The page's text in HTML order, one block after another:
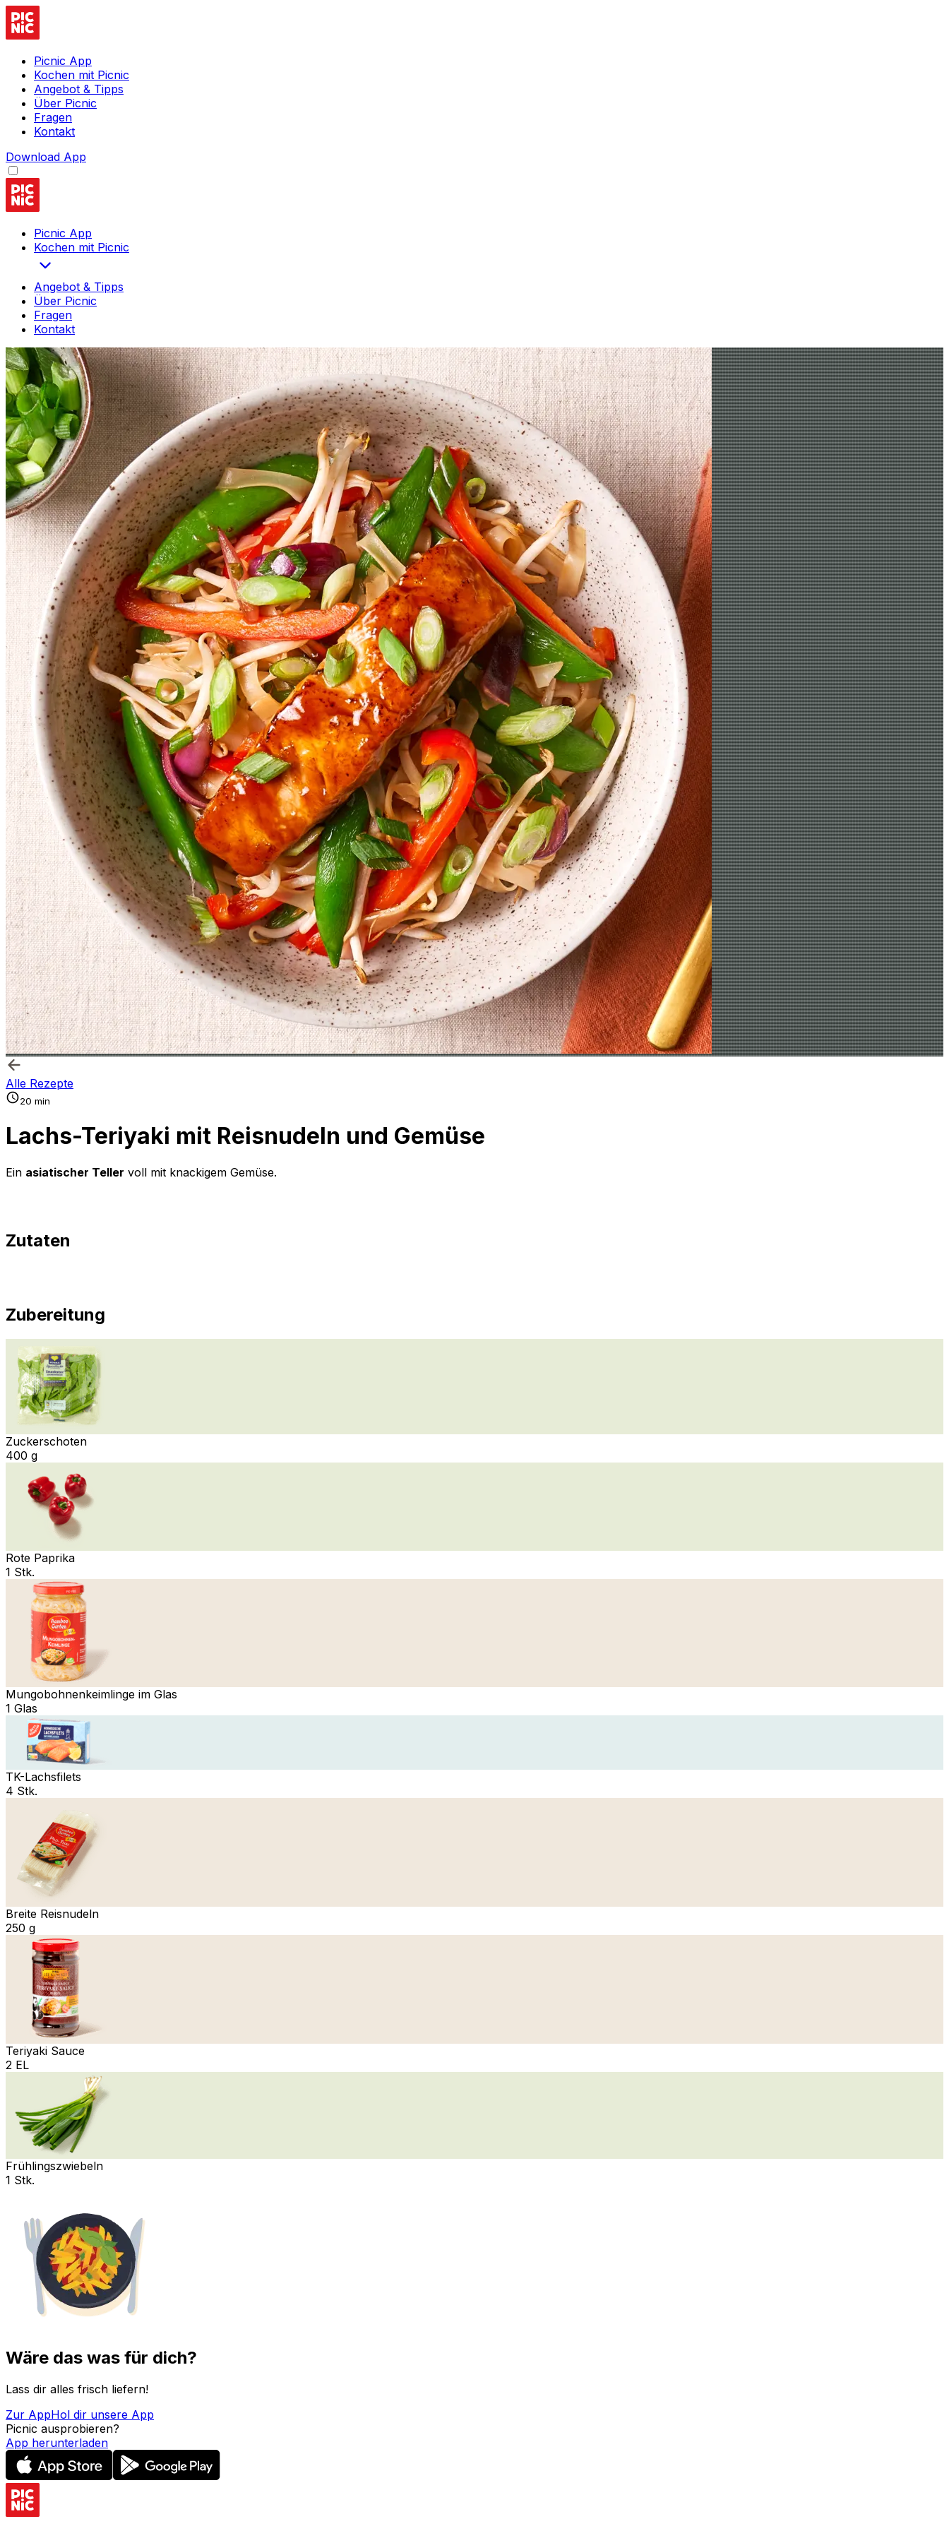
Picnic App
Kochen mit Picnic
Angebot & Tipps
Über Picnic
Fragen
Kontakt
Download App
Picnic App
Kochen mit Picnic
Angebot & Tipps
Über Picnic
Fragen
Kontakt
Alle Rezepte
20 min
Lachs-Teriyaki mit Reisnudeln und Gemüse
Ein asiatischer Teller voll mit knackigem Gemüse.
Zutaten
Zubereitung
Zuckerschoten
400 g
Rote Paprika
1 Stk.
Mungobohnenkeimlinge im Glas
1 Glas
TK-Lachsfilets
4 Stk.
Breite Reisnudeln
250 g
Teriyaki Sauce
2 EL
Frühlingszwiebeln
1 Stk.
Wäre das was für dich?
Lass dir alles frisch liefern!
Zur AppHol dir unsere App
Picnic ausprobieren?
App herunterladen